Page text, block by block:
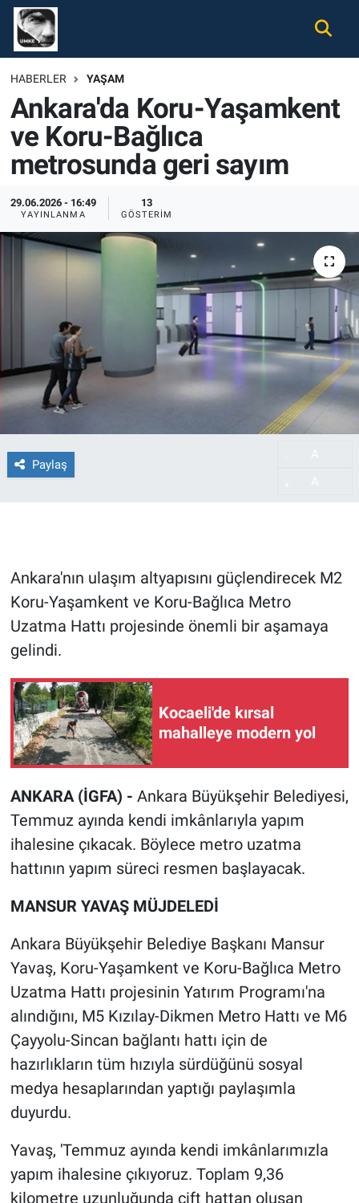
HABERLER YAŞAM
Ankara'da Koru-Yaşamkent
ve Koru-Bağlıca
metrosunda geri sayım
29.06.2026 - 16:49
YAYINLANMA
13
GÖSTERIM
Paylaş
Ankara'nın ulaşım altyapısını güçlendirecek M2
Koru-Yaşamkent ve Koru-Bağlıca Metro
Uzatma Hattı projesinde önemli bir aşamaya
gelindi.
Kocaeli'de kırsal
mahalleye modern yol
ANKARA (İGFA) - Ankara Büyükşehir Belediyesi,
Temmuz ayında kendi imkânlarıyla yapım
ihalesine çıkacak. Böylece metro uzatma
hattının yapım süreci resmen başlayacak.
MANSUR YAVAŞ MÜJDELEDİ
Ankara Büyükşehir Belediye Başkanı Mansur
Yavaş, Koru-Yaşamkent ve Koru-Bağlıca Metro
Uzatma Hattı projesinin Yatırım Programı'na
alındığını, M5 Kızılay-Dikmen Metro Hattı ve M6
Çayyolu-Sincan bağlantı hattı için de
hazırlıkların tüm hızıyla sürdüğünü sosyal
medya hesaplarından yaptığı paylaşımla
duyurdu.
Yavaş, 'Temmuz ayında kendi imkânlarımızla
yapım ihalesine çıkıyoruz. Toplam 9,36
kilometre uzunluğunda çift hattan oluşan
Gündem
Ekonomi
Spor
Tüm Haberler
İletişim
Nöbetçi Eczaneler
Hava Durumu
Namaz Vakitleri
Süper Lig Puan Durumu ve Fikstür
Tüm Manşetler
Son Dakika Haberleri
Haber Arşivi